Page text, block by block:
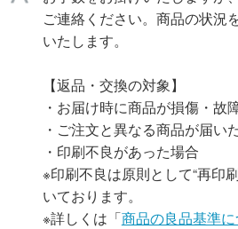
ご連絡ください。商品の状況
いたします。
【返品・交換の対象】
・お届け時に商品が損傷・故
・ご注文と異なる商品が届い
・印刷不良があった場合
※印刷不良は原則として“再印
いております。
※詳しくは「商品の良品基準